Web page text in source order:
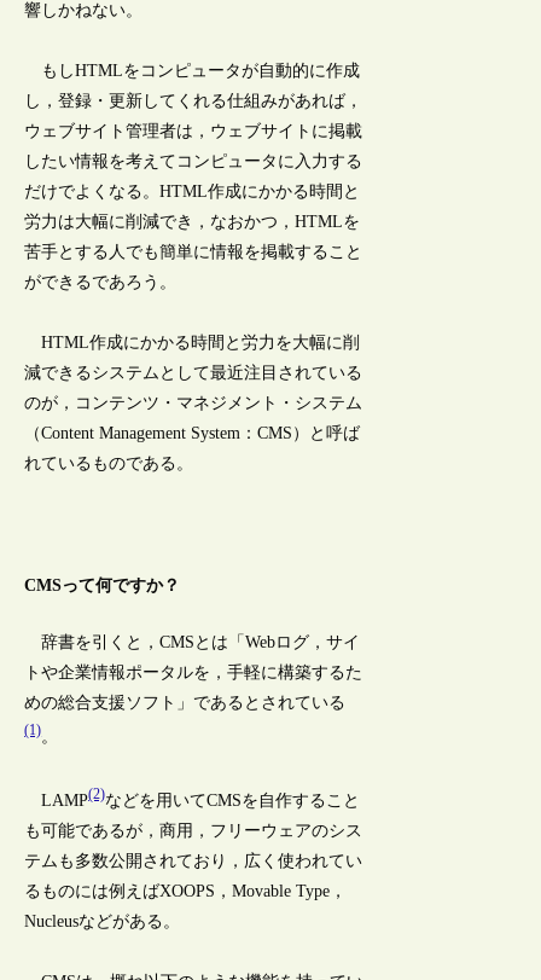
響しかねない。
もしHTMLをコンピュータが自動的に作成
し，登録・更新してくれる仕組みがあれば，
ウェブサイト管理者は，ウェブサイトに掲載
したい情報を考えてコンピュータに入力する
だけでよくなる。HTML作成にかかる時間と
労力は大幅に削減でき，なおかつ，HTMLを
苦手とする人でも簡単に情報を掲載すること
ができるであろう。
HTML作成にかかる時間と労力を大幅に削
減できるシステムとして最近注目されている
のが，コンテンツ・マネジメント・システム
（Content Management System：CMS）と呼ば
れているものである。
CMSって何ですか？
辞書を引くと，CMSとは「Webログ，サイ
トや企業情報ポータルを，手軽に構築するた
めの総合支援ソフト」であるとされている
(1)。
LAMP(2)などを用いてCMSを自作すること
も可能であるが，商用，フリーウェアのシス
テムも多数公開されており，広く使われてい
るものには例えばXOOPS，Movable Type，
Nucleusなどがある。